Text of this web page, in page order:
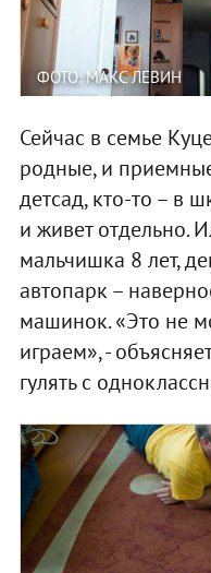
ФОТО: МАКС ЛЕВИН
Сейчас в семье
родные, и
детсад, кто-то – в
и живет отдельно.
мальчишка 8 лет,
автопарк –
машинок. «Это не
играем», -
гулять с